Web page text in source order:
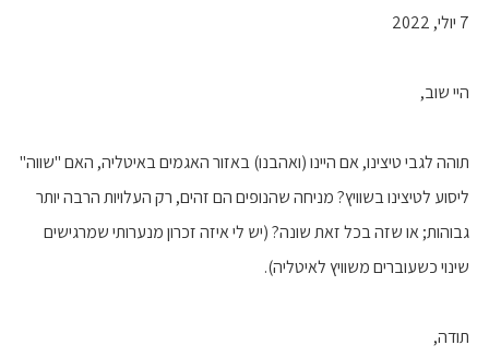
7 יולי, 2022
היי שוב,
תוהה לגבי טיצינו, אם היינו (ואהבנו) באזור האגמים באיטליה, האם "שווה"
ליסוע לטיצינו בשוויץ? מניחה שהנופים הם זהים, רק העלויות הרבה יותר
גבוהות; או שזה בכל זאת שונה? (יש לי איזה זכרון מנערותי שמרגישים
שינוי כשעוברים משוויץ לאיטליה).
תודה,